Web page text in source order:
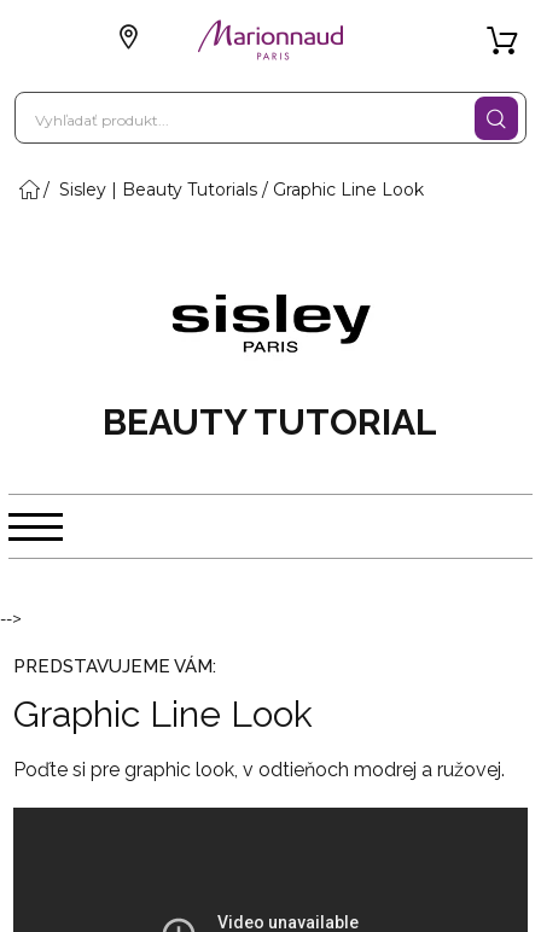
Sisley | Beauty Tutorials / Graphic Line Look
BEAUTY TUTORIAL
-->
PREDSTAVUJEME VÁM:
Graphic Line Look
Poďte si pre graphic look, v odtieňoch modrej a ružovej.